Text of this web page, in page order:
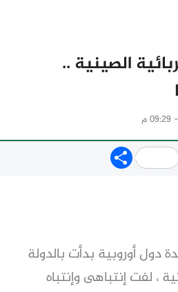
الصينية ..
Share
دول أوروبية بدأت بالدولة
، لفت إنتباهى وإنتباه